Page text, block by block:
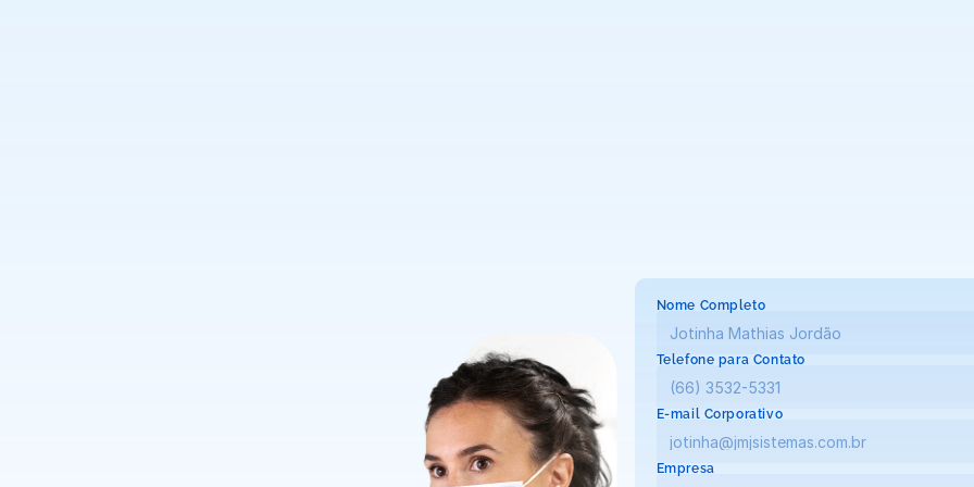
SUA JORNADA!
Nome Completo
Telefone para Contato
E-mail Corporativo
Empresa